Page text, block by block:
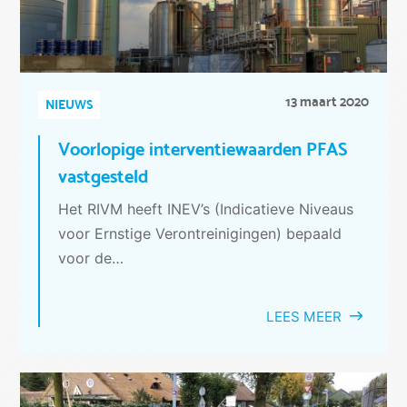
NIEUWS 13 maart 2020
Voorlopige interventiewaarden PFAS
vastgesteld
Het RIVM heeft INEV’s (Indicatieve Niveaus
voor Ernstige Verontreinigingen) bepaald
voor de…
LEES MEER